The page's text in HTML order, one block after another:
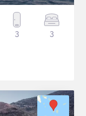
3 3